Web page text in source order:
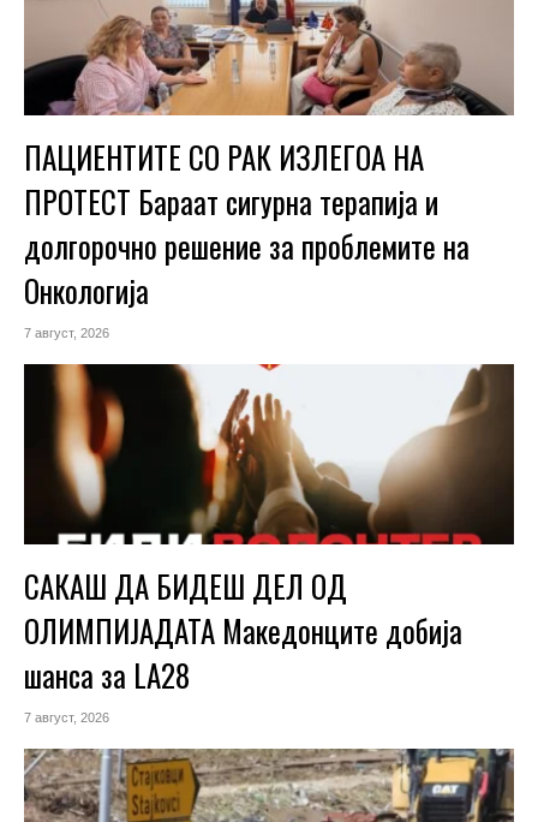
ПАЦИЕНТИТЕ СО РАК ИЗЛЕГОА НА
ПРОТЕСТ Бараат сигурна терапија и
долгорочно решение за проблемите на
Онкологија
7 август, 2026
САКАШ ДА БИДЕШ ДЕЛ ОД
ОЛИМПИЈАДАТА Македонците добија
шанса за LA28
7 август, 2026